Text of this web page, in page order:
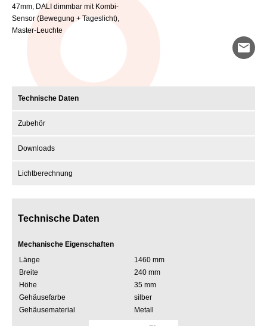
47mm, DALI dimmbar mit Kombi-
Sensor (Bewegung + Tageslicht),
Master-Leuchte
mail
Technische Daten
Zubehör
Downloads
Lichtberechnung
Technische Daten
Mechanische Eigenschaften
Länge
1460 mm
Breite
240 mm
Höhe
35 mm
Gehäusefarbe
silber
Gehäusematerial
Metall